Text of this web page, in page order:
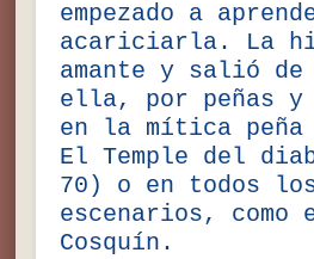
empezado a
acariciarla. La
amante y salió de
ella, por peñas y
en la mítica
El Temple del
70) o en todos
escenarios, como
Cosquín.